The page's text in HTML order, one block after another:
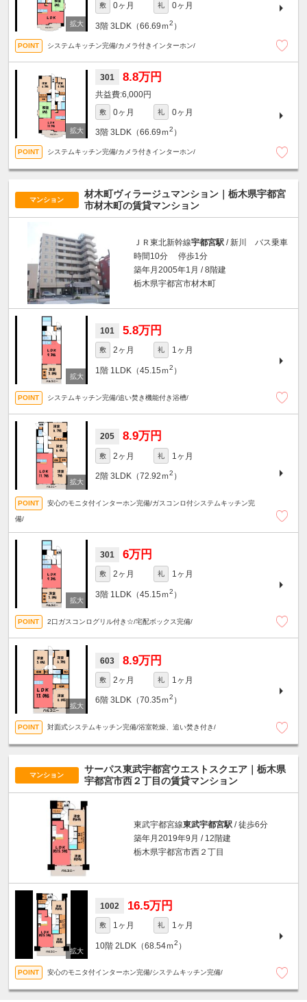
敷 0ヶ月 礼 0ヶ月
3階 3LDK（66.69ｍ2 ）
システムキッチン完備/カメラ付きインターホン/
301 8.8万円
6,000円
敷 0ヶ月 礼 0ヶ月
3階 3LDK（66.69ｍ2 ）
システムキッチン完備/カメラ付きインターホン/
マンション
材木町ヴィラージュマンション｜栃木県宇都宮
市材木町の賃貸マンション
ＪＲ東北新幹線宇都宮駅 / 新川 バス乗車
時間10分 停歩1分
築年月2005年1月 / 8階建
栃木県宇都宮市材木町
101 5.8万円
敷 2ヶ月 礼 1ヶ月
1階 1LDK（45.15ｍ2 ）
システムキッチン完備/追い焚き機能付き浴槽/
205 8.9万円
敷 2ヶ月 礼 1ヶ月
2階 3LDK（72.92ｍ2 ）
安心のモニタ付インターホン完備/ガスコンロ付システムキッチン完
備/
301 6万円
敷 2ヶ月 礼 1ヶ月
3階 1LDK（45.15ｍ2 ）
2口ガスコンログリル付き☆/宅配ボックス完備/
603 8.9万円
敷 2ヶ月 礼 1ヶ月
6階 3LDK（70.35ｍ2 ）
対面式システムキッチン完備/浴室乾燥、追い焚き付き/
マンション
サーパス東武宇都宮ウエストスクエア｜栃木県
宇都宮市西２丁目の賃貸マンション
東武宇都宮線東武宇都宮駅 / 徒歩6分
築年月2019年9月 / 12階建
栃木県宇都宮市西２丁目
1002 16.5万円
敷 1ヶ月 礼 1ヶ月
10階 2LDK（68.54ｍ2 ）
安心のモニタ付インターホン完備/システムキッチン完備/